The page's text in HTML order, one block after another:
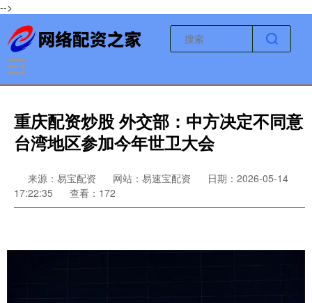
-->
重庆配资炒股 外交部：中方决定不同意
台湾地区参加今年世卫大会
来源：易宝配资 网站：易速宝配资
日期：2026-05-14
17:22:35
查看：172